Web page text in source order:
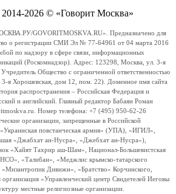
2026 © «Говорит Москва»
GOVORITMOSKVA.RU». Предназначено для
о регистрации СМИ Эл № 77-64961 от 04 марта 2016
по надзору в сфере связи, информационных
(Роскомнадзор). Адрес: 123298, Москва, ул. 3-я
Общество с ограниченной ответственностью
я Хорошевская, дом 12, пом. 22). Доменное имя сайта
распространения – Российская Федерация и
и английский. Главный редактор Бабаян Роман
Номер телефона: +7 (495) 950-62-26
организации, запрещенные в Российской
повстанческая армия» (УПА), «ИГИЛ»,
«Джабхат ан-Нусра», «Джебхат ан-Нусра»),
«Хайят Тахрир аш-Шам», Национал-Большевистская
«Талибан», «Меджлис крымско-татарского
Дивижн», «Братство» Корчинского,
«Управленческий центр Свидетелей Иеговы
местные религиозные организации.